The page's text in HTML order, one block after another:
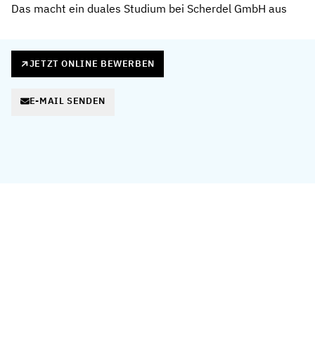
Das macht ein duales Studium bei Scherdel GmbH aus
JETZT ONLINE BEWERBEN
E-MAIL SENDEN